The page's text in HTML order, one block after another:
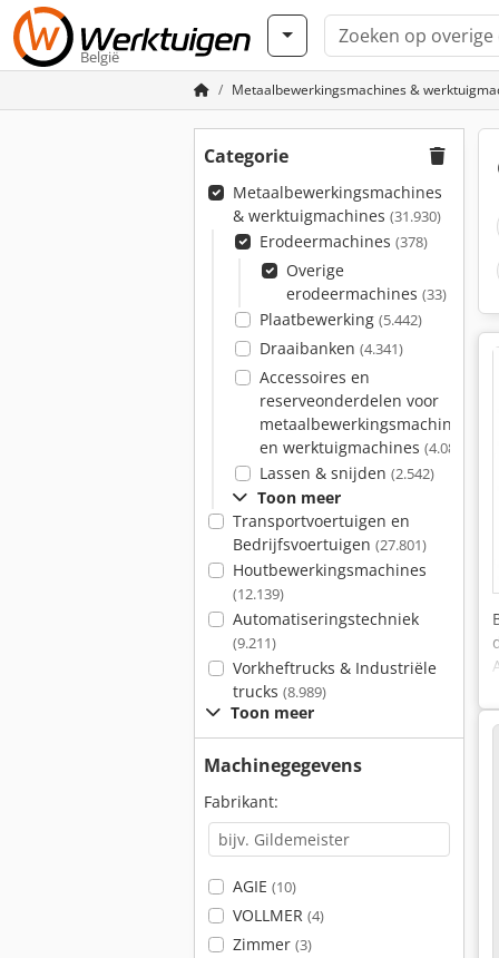
België
Metaalbewerkingsmachines &
Categorie
Metaalbewerkingsmachines
& werktuigmachines (31.930)
Erodeermachines (378)
Overige
erodeermachines (33)
Plaatbewerking (5.442)
Draaibanken (4.341)
Accessoires en
reserveonderdelen voor
metaalbewerkingsmachines
en werktuigmachines (4.081)
Lassen & snijden (2.542)
Toon meer
Transportvoertuigen en
Bedrijfsvoertuigen (27.801)
Houtbewerkingsmachines
(12.139)
Automatiseringstechniek
(9.211)
Vorkheftrucks & Industriële
trucks (8.989)
Toon meer
Machinegegevens
Fabrikant:
AGIE (10)
VOLLMER (4)
Zimmer (3)